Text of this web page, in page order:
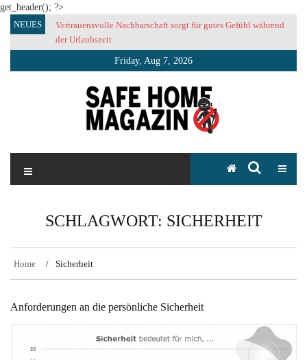
get_header(); ?>
Skip
content
NEUES
Vertrauensvolle Nachbarschaft sorgt für gutes Gefühl während
der Urlaubszeit
Friday, Aug 7, 2026
SAFE HOME Magazin
SCHLAGWORT: SICHERHEIT
Home Sicherheit
Anforderungen an die persönliche Sicherheit